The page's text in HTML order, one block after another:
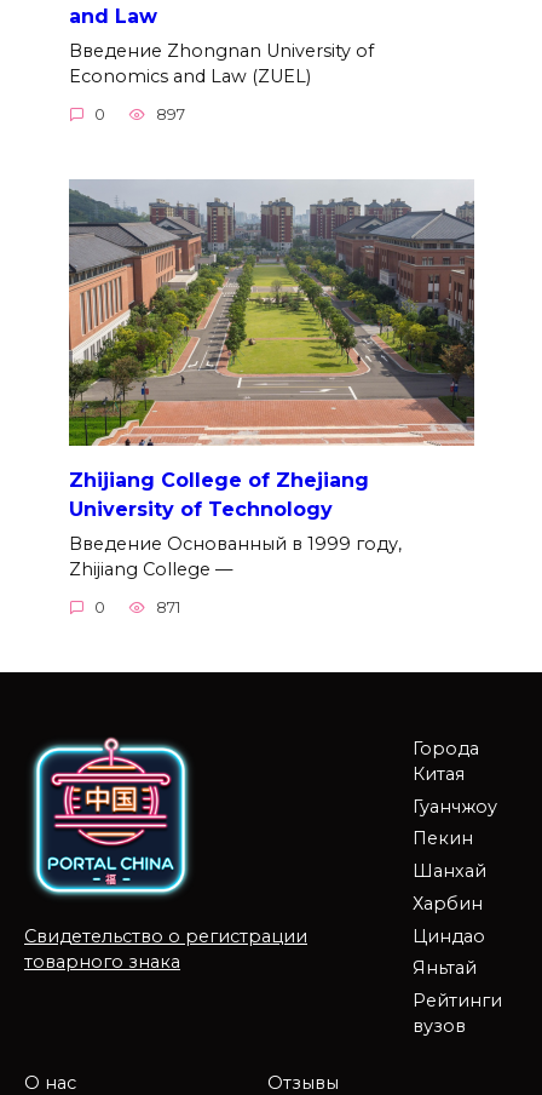
and Law
Введение Zhongnan University of
Economics and Law (ZUEL)
0 897
Zhijiang College of Zhejiang
University of Technology
Введение Основанный в 1999 году,
Zhijiang College —
0 871
Свидетельство о регистрации
товарного знака
Города
Китая
Гуанчжоу
Пекин
Шанхай
Харбин
Циндао
Яньтай
Рейтинги
вузов
О нас
Отзывы